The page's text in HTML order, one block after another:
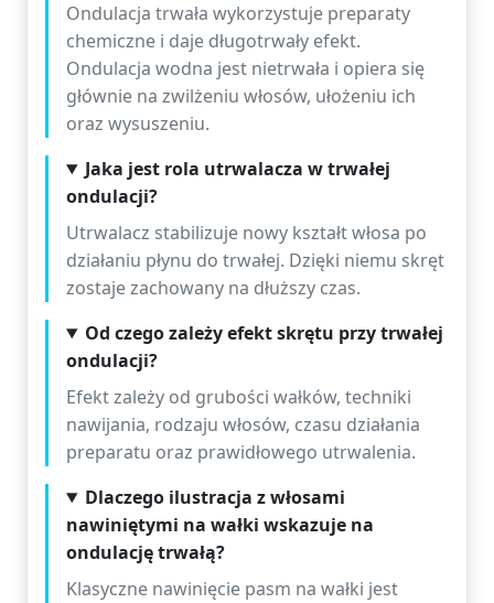
Ondulacja trwała wykorzystuje preparaty
chemiczne i daje długotrwały efekt.
Ondulacja wodna jest nietrwała i opiera się
głównie na zwilżeniu włosów, ułożeniu ich
oraz wysuszeniu.
Jaka jest rola utrwalacza w trwałej
ondulacji?
Utrwalacz stabilizuje nowy kształt włosa po
działaniu płynu do trwałej. Dzięki niemu skręt
zostaje zachowany na dłuższy czas.
Od czego zależy efekt skrętu przy trwałej
ondulacji?
Efekt zależy od grubości wałków, techniki
nawijania, rodzaju włosów, czasu działania
preparatu oraz prawidłowego utrwalenia.
Dlaczego ilustracja z włosami
nawiniętymi na wałki wskazuje na
ondulację trwałą?
Klasyczne nawinięcie pasm na wałki jest